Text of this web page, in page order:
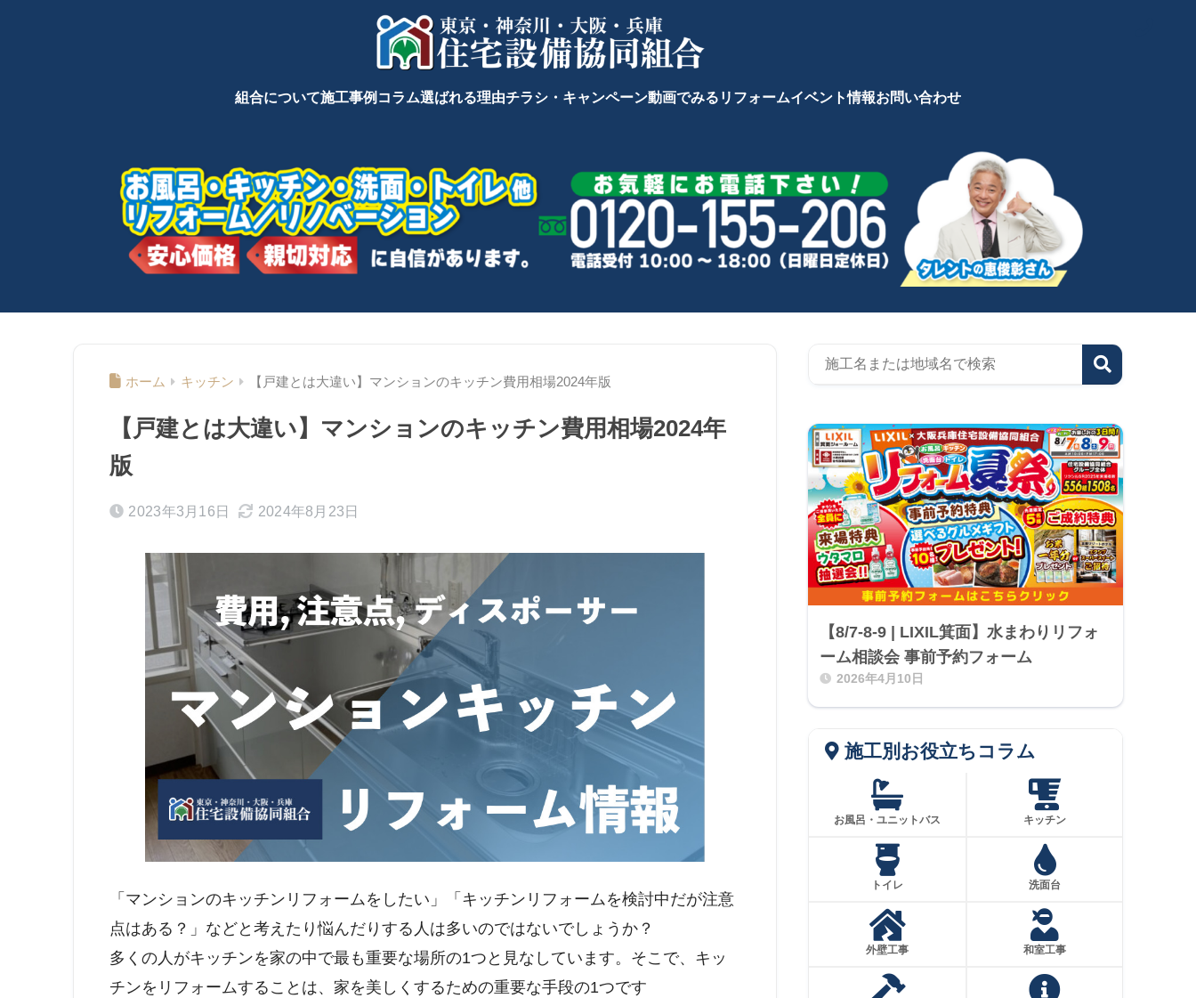
組合について施工事例 コラム選ばれる理由チラシ・キャンペーン動画でみるリフォームイベント情報お問い合わせ
ホーム キッチン 【戸建とは大違い】マンションのキッチン費用相場2024年版
【戸建とは大違い】マンションのキッチン費用相場2024年
版
2023年3月16日 2024年8月23日
「マンションのキッチンリフォームをしたい」「キッチンリフォームを検討中だが注意
点はある？」などと考えたり悩んだりする人は多いのではないでしょうか？
多くの人がキッチンを家の中で最も重要な場所の1つと見なしています。そこで、キッ
チンをリフォームすることは、家を美しくするための重要な手段の1つです
【8/7-8-9 | LIXIL箕面】水まわりリフォ
ーム相談会 事前予約フォーム
2026年4月10日
施工別お役立ちコラム
お風呂・ユニットバス キッチン
トイレ 洗面台
外壁工事 和室工事